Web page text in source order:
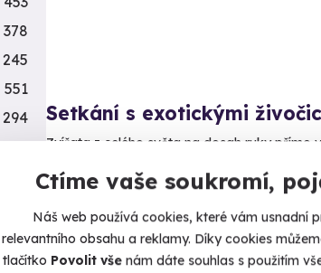
Ctíme vaše soukromí,
Náš web používá cookies, které vám usnadní
relevantního obsahu a reklamy. Díky cookies
tlačítko Povolit vše nám dáte souhlas s použitím
Setkání s exotickými
Zvířata z celého světa na dosah ruky přímo
Brno (Brno-město)
6 200 Kč
378
245
551
294
450
4
196